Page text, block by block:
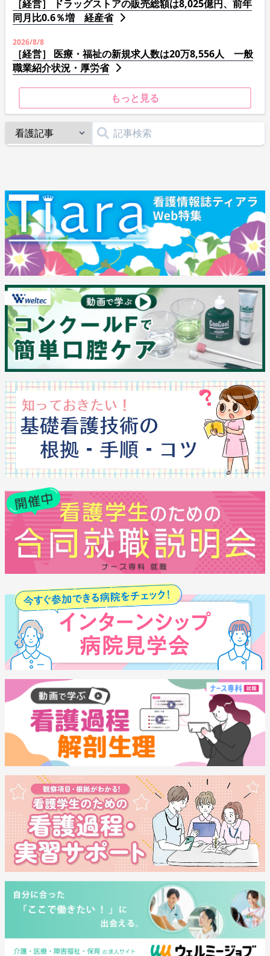
［経営］ ドラッグストアの販売総額は8,025億円、前年
同月比0.6％増 経産省
2026/8/8
［経営］ 医療・福祉の新規求人数は20万8,556人 一般
職業紹介状況・厚労省
もっと見る